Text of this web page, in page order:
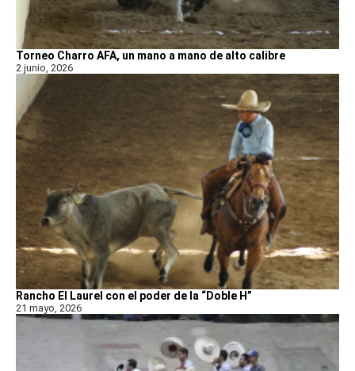
Torneo Charro AFA, un mano a mano de alto calibre
2 junio, 2026
Rancho El Laurel con el poder de la “Doble H”
21 mayo, 2026